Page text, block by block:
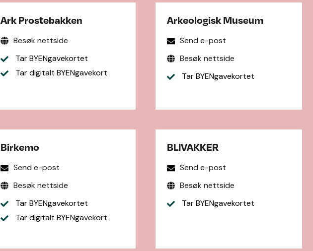
Ark Prostebakken
Besøk nettside
Tar BYENgavekortet
Tar digitalt BYENgavekort
Arkeologisk Museum
Send e-post
Besøk nettside
Tar BYENgavekortet
Birkemo
Send e-post
Besøk nettside
Tar BYENgavekortet
Tar digitalt BYENgavekort
BLIVAKKER
Send e-post
Besøk nettside
Tar BYENgavekortet